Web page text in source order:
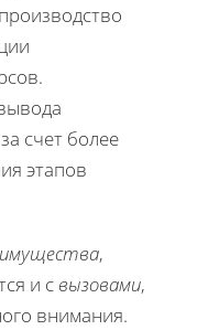
счет более
этапов
,
и с вызовами,
внимания.